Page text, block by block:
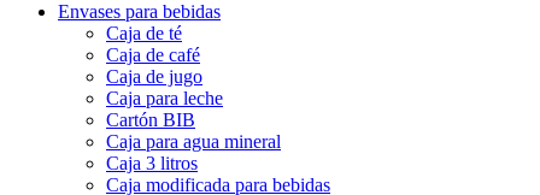
Envases para bebidas
Caja de té
Caja de café
Caja de jugo
Caja para leche
Cartón BIB
Caja para agua mineral
Caja 3 litros
Caja modificada para bebidas